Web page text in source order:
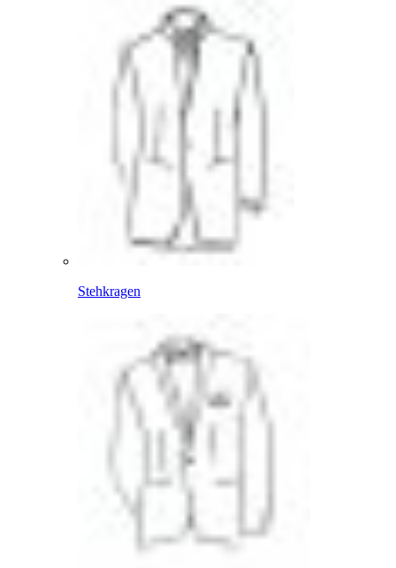
Stehkragen